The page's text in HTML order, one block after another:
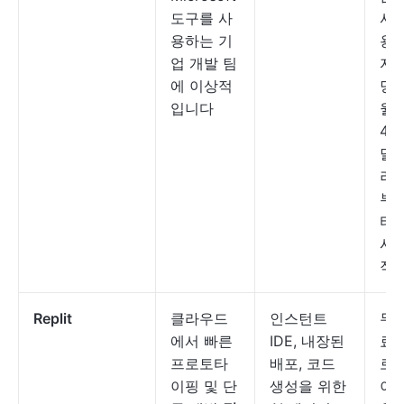
도구를 사
용하는 기
업 개발 팀
에 이상적
입니다
사
용
자
당
월
45
달
러
부
터
시
작
Replit
클라우드
에서 빠른
프로토타
이핑 및 단
인스턴트
IDE, 내장된
배포, 코드
생성을 위한
무
료
로
이